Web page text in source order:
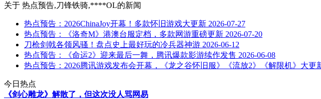
关于 热点预告,刀锋铁骑,****OL的新闻
热点预告：2026ChinaJoy开幕！多款怀旧游戏大更新 2026-07-27
热点预告：《洛奇M》港澳台服定档，多款网游重磅更新 2026-07-20
刀枪剑戟各领风骚！盘点史上最好玩的冷兵器神游 2026-06-12
热点预告：《命运2》迎来最后一舞，腾讯爆款影游续作发售 2026-06-08
热点预告：2026腾讯游戏发布会开幕，《龙之谷怀旧服》《流放2》《解限机》大更
今日热点
《剑心雕龙》解散了，但这次没人骂网易